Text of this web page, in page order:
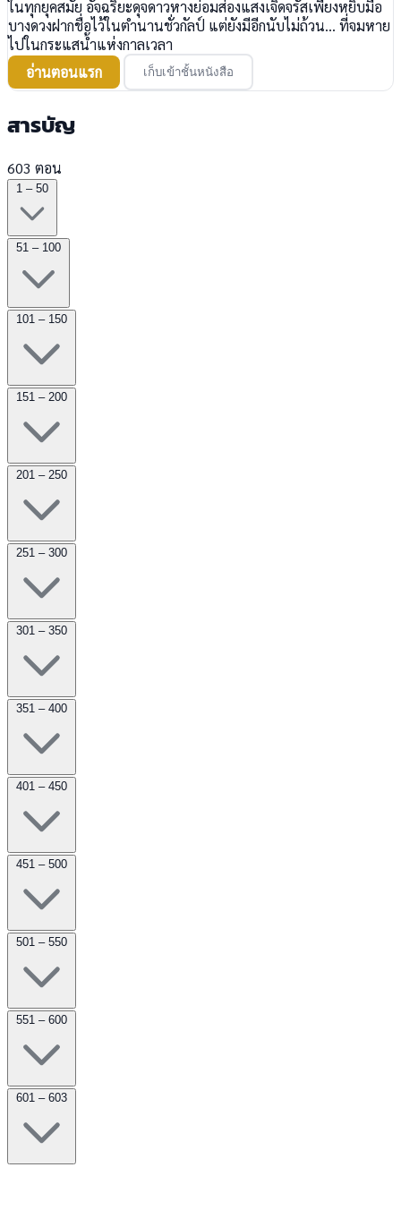
ในทุกยุคสมัย อัจฉริยะดุจดาวหางย่อมส่องแสงเจิดจรัสเพียงหยิบมือ
บางดวงฝากชื่อไว้ในตำนานชั่วกัลป์ แต่ยังมีอีกนับไม่ถ้วน... ที่จมหาย
ไปในกระแสน้ำแห่งกาลเวลา
อ่านตอนแรก
เก็บเข้าชั้นหนังสือ
สารบัญ
603 ตอน
1 – 50
51 – 100
101 – 150
151 – 200
201 – 250
251 – 300
301 – 350
351 – 400
401 – 450
451 – 500
501 – 550
551 – 600
601 – 603